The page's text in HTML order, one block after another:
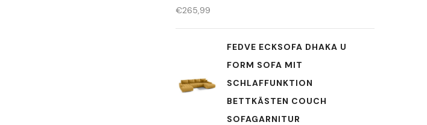
€265,99
FEDVE ECKSOFA DHAKA U
FORM SOFA MIT
SCHLAFFUNKTION
BETTKÄSTEN COUCH
SOFAGARNITUR